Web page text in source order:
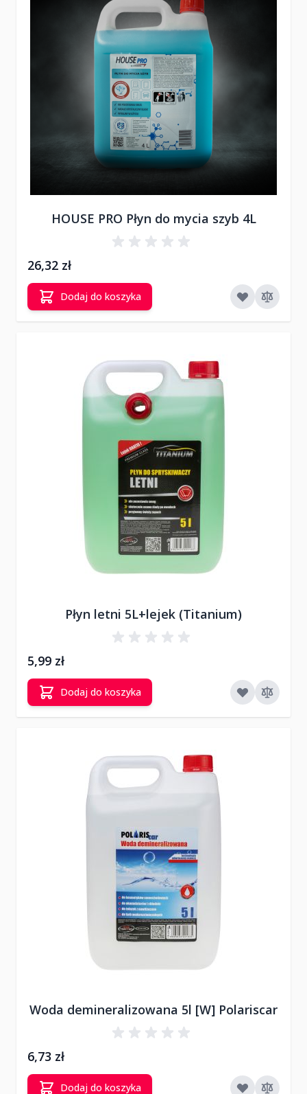
HOUSE PRO Płyn do mycia szyb 4L
26,32 zł
Dodaj do koszyka
Płyn letni 5L+lejek (Titanium)
5,99 zł
Dodaj do koszyka
Woda demineralizowana 5l [W] Polariscar
6,73 zł
Dodaj do koszyka